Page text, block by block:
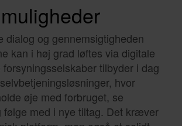
dialog og gennemsigtigheden
kan i høj grad løftes via digitale
tilbyder i dag
hvor
øje med forbruget, se
følge med i nye tiltag. Det kræver